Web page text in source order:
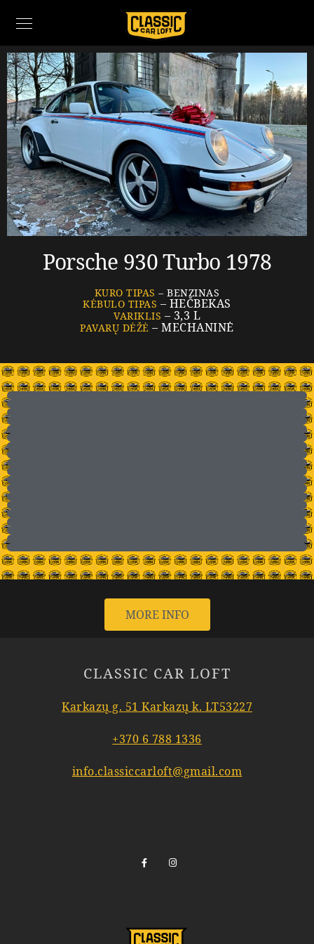
Porsche 930 Turbo 1978
KURO TIPAS– BENZINAS
KĖBULO TIPAS – HEČBEKAS
VARIKLIS – 3,3 L
PAVARŲ DĖŽĖ – MECHANINĖ
MORE INFO
CLASSIC CAR LOFT
Karkazų g. 51 Karkazų k. LT53227
+370 6 788 1336
info.classiccarloft@gmail.com